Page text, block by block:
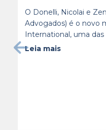
O Donelli, Nicolai e
Advogados) é o novo
International, uma das
Leia mais